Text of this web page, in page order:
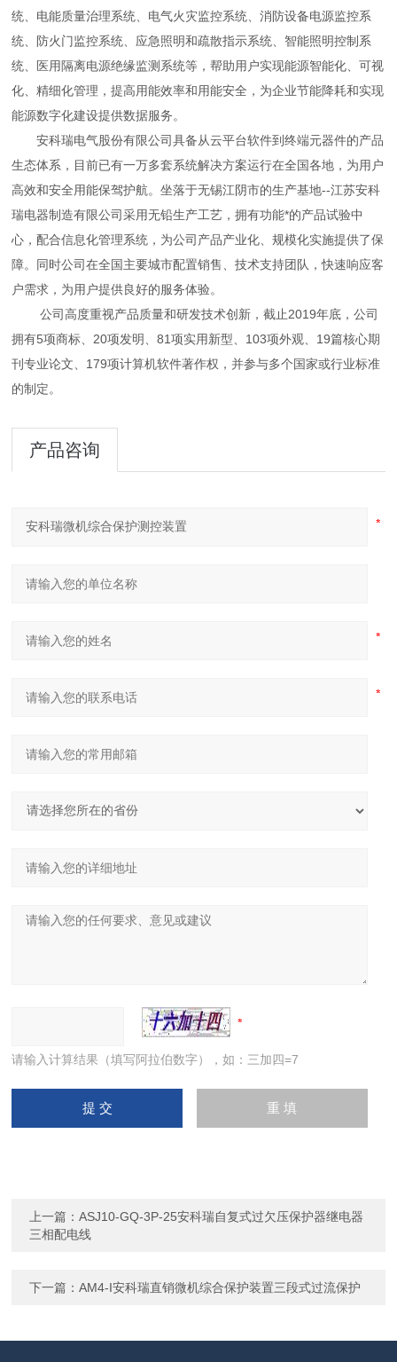
统、电能质量治理系统、电气火灾监控系统、消防设备电源监控系
统、防火门监控系统、应急照明和疏散指示系统、智能照明控制系
统、医用隔离电源绝缘监测系统等，帮助用户实现能源智能化、可视
化、精细化管理，提高用能效率和用能安全，为企业节能降耗和实现
能源数字化建设提供数据服务。
安科瑞电气股份有限公司具备从云平台软件到终端元器件的产品
生态体系，目前已有一万多套系统解决方案运行在全国各地，为用户
高效和安全用能保驾护航。坐落于无锡江阴市的生产基地--江苏安科
瑞电器制造有限公司采用无铅生产工艺，拥有功能*的产品试验中
心，配合信息化管理系统，为公司产品产业化 、规模化实施提供了保
障。同时公司在全国主要城市配置销售、技术支持团队，快速响应客
户需求，为用户提供良好的服务体验。
公司高度重视产品质量和研发技术创新，截止2019年底，公司
拥有5项商标、20项发明、81项实用新型、103项外观、19篇核心期
刊专业论文、179项计算机软件著作权，并参与多个国家或行业标准
的制定。
产品咨询
请输入计算结果（填写阿拉伯数字），如：三加四=7
上一篇：ASJ10-GQ-3P-25安科瑞自复式过欠压保护器继电器
三相配电线
下一篇：AM4-I安科瑞直销微机综合保护装置三段式过流保护